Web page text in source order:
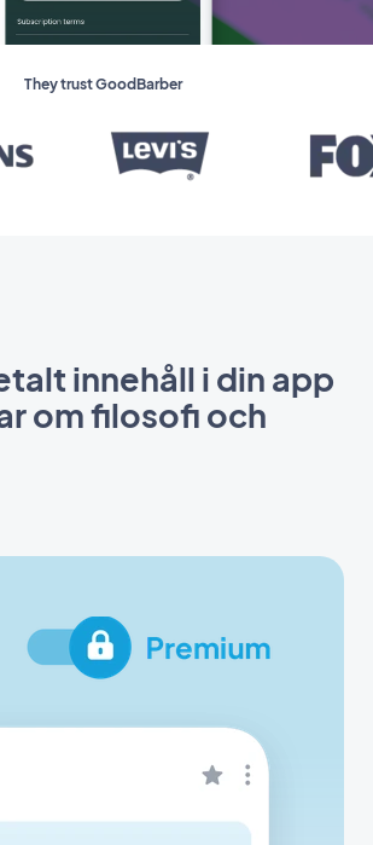
They trust GoodBarber
innehåll i din app
om filosofi och